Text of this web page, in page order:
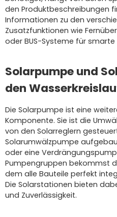
den Produktbeschreibungen
Informationen zu den
Zusatzfunktionen wie
oder BUS-Systeme für smarte
Solarpumpe und
den
Die Solarpumpe ist eine
Komponente. Sie ist die
von den Solarreglern
Solarumwälzpumpe
oder eine
Pumpengruppen bekommst
dem alle Bauteile perfekt
Die Solarstationen bieten
und Zuverlässigkeit.